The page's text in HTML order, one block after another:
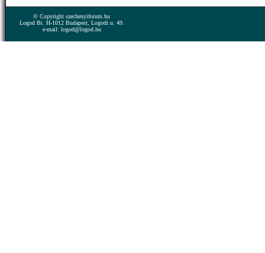
© Copyright szechenyiforum.hu
Logod Bt. H-1012 Budapest, Logodi u. 49.
e-mail: logod@logod.hu